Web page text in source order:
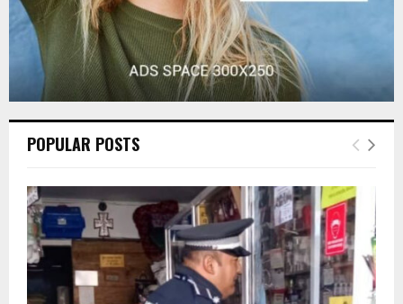
POPULAR POSTS